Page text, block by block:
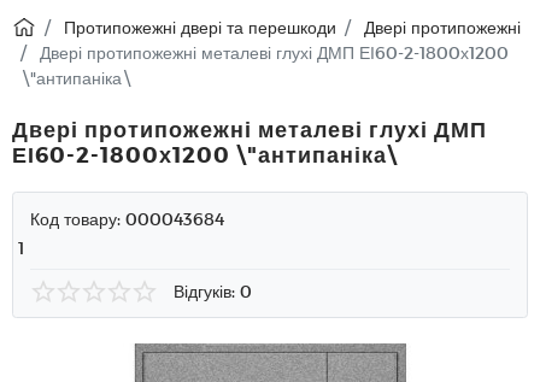
Протипожежні двері та перешкоди
Двері протипожежні
Двері протипожежні металеві глухі ДМП ЕІ60-2-1800х1200
\"антипаніка\
Двері протипожежні металеві глухі ДМП
ЕІ60-2-1800х1200 \"антипаніка\
Код товару: 000043684
1
Відгуків: 0